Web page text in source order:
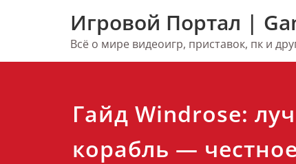
Игровой Портал |
Всё о мире видеоигр, приставок, пк и
Гайд Windrose:
корабль —